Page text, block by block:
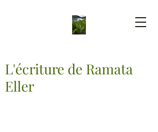
L'écriture de Ramata
Eller